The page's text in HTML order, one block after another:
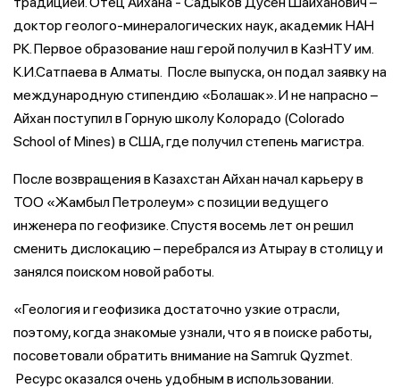
доктор геолого-минералогических наук, академик НАН
РК. Первое образование наш герой получил в КазНТУ им.
К.И.Сатпаева в Алматы. После выпуска, он подал заявку на
международную стипендию «Болашак». И не напрасно –
Айхан поступил в Горную школу Колорадо (Colorado
School of Mines) в США, где получил степень магистра.
После возвращения в Казахстан Айхан начал карьеру в
ТОО «Жамбыл Петролеум» с позиции ведущего
инженера по геофизике. Спустя восемь лет он решил
сменить дислокацию – перебрался из Атырау в столицу и
занялся поиском новой работы.
«Геология и геофизика достаточно узкие отрасли,
поэтому, когда знакомые узнали, что я в поиске работы,
посоветовали обратить внимание на Samruk Qyzmet.
Ресурс оказался очень удобным в использовании.